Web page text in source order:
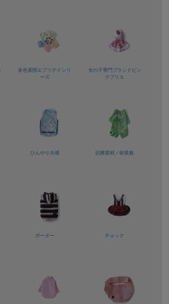
多色展開 エブリデイシリ
ーズ
女の子専門ブランド ピン
クプリエ
ひんやり冷感 抗菌素材／ 術後服
ボーダー チェック